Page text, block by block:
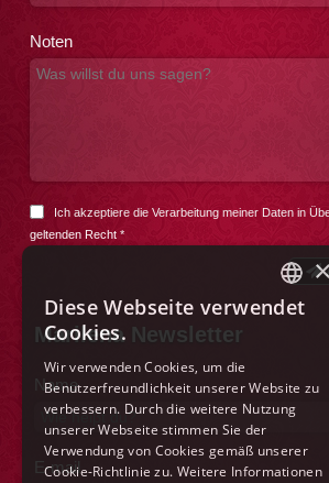
Noten
Ich akzeptiere die Verarbeitung meiner Daten in
geltenden Recht*
Marilena Newsletter
Name
E-mail
ITALIAN
FRENCH
SPANISH
Diese Webseite verwendet
Cookies.
Wir verwenden Cookies, um die
Benutzerfreundlichkeit unserer Website zu
verbessern. Durch die weitere Nutzung
unserer Webseite stimmen Sie der
Verwendung von Cookies gemäß unserer
Cookie-Richtlinie zu. Weitere Informationen